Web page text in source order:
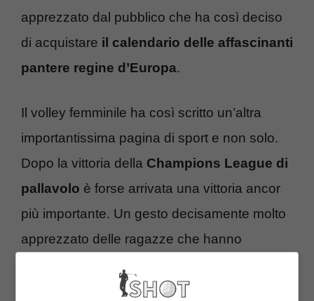
apprezzato dal pubblico che ha così deciso
di acquistare il calendario delle affascinanti
pantere regine d’Europa.
Il volley femminile ha così scritto un’altra
importantissima pagina di sport e non solo.
Dopo la vittoria della Champions League di
pallavolo è forse arrivata una vittoria ancor
più importante. Un gesto decisamente molto
apprezzato delle ragazze che hanno
gradi. Andiamo a vedere nel dettaglio che